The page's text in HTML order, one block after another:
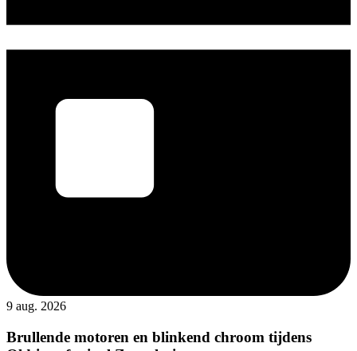
9 aug. 2026
Brullende motoren en blinkend chroom tijdens